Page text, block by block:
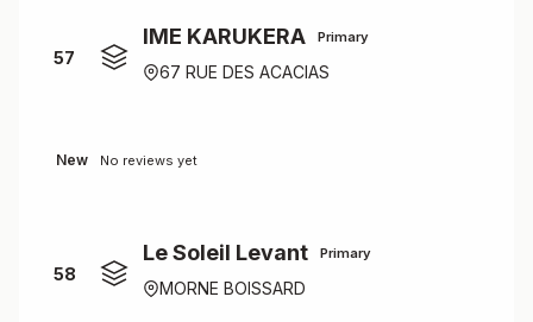
57
IME KARUKERA Primary
67 RUE DES ACACIAS
New No reviews yet
58
Le Soleil Levant Primary
MORNE BOISSARD